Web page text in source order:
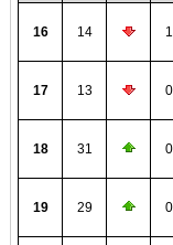
16 14
17 13
18 31
19 29